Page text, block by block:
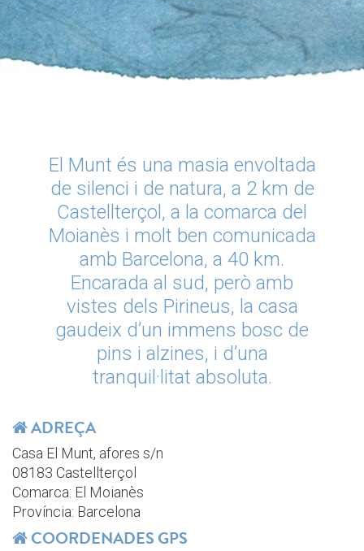
El Munt és una masia envoltada
de silenci i de natura, a 2 km de
Castellterçol, a la comarca del
Moianès i molt ben comunicada
amb Barcelona, a 40 km.
Encarada al sud, però amb
vistes dels Pirineus, la casa
gaudeix d’un immens bosc de
pins i alzines, i d’una
tranquil·litat absoluta.
ADREÇA
Casa El Munt, afores s/n
08183 Castellterçol
Comarca: El Moianès
Província: Barcelona
COORDENADES GPS